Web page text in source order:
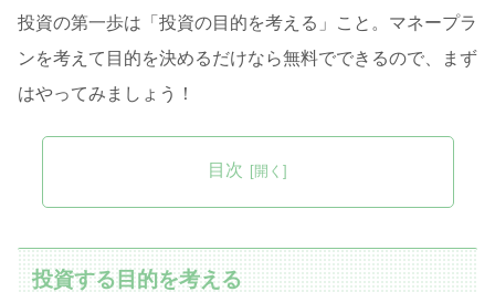
投資の第一歩は「投資の目的を考える」こと。マネープラ
ンを考えて目的を決めるだけなら無料でできるので、まず
はやってみましょう！
目次
投資する目的を考える